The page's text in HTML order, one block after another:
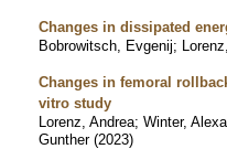
Changes in dissipated
Bobrowitsch, Evgenij;
Changes in femoral
vitro study
Lorenz, Andrea; Winter,
Gunther (2023)